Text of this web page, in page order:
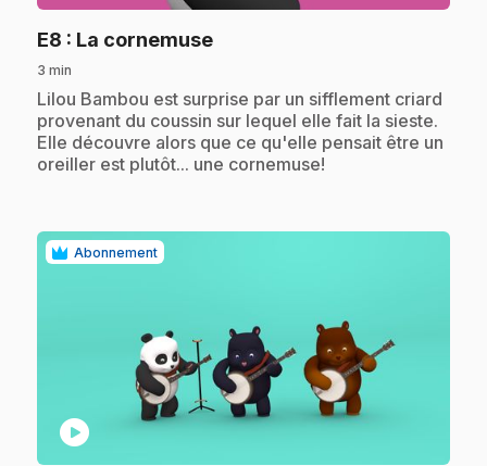
E8 : La cornemuse.
3 min
.Lilou Bambou est surprise par un sifflement criard
provenant du coussin sur lequel elle fait la sieste.
Elle découvre alors que ce qu'elle pensait être un
oreiller est plutôt... une cornemuse!
Abonnement
play_circle